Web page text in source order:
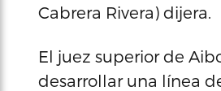
Cabrera Rivera) dijera.
El juez superior de
desarrollar una línea